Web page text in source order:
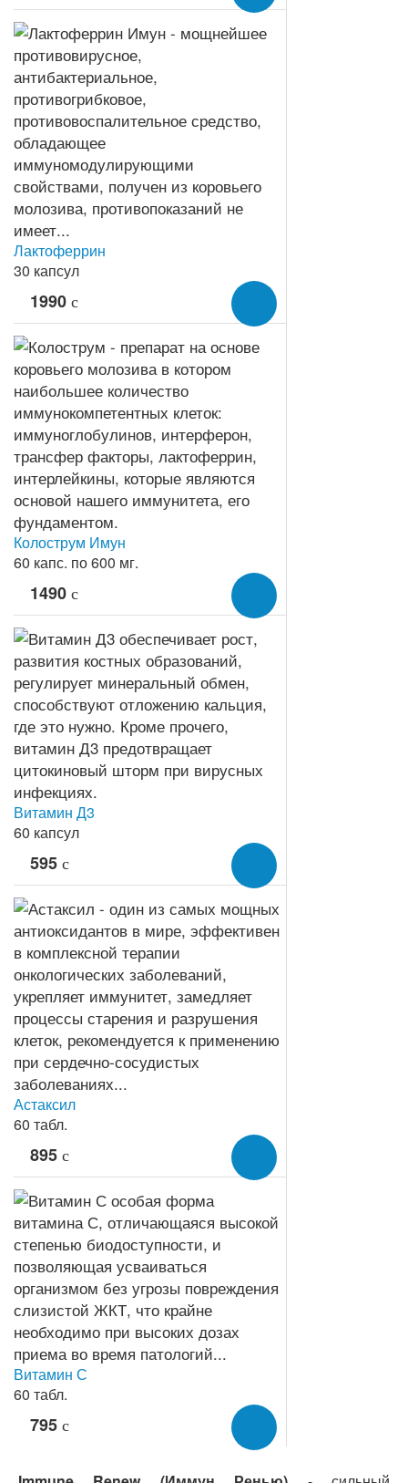
Лактоферрин
30 капсул
1990 c
Колострум Имун
60 капс. по 600 мг.
1490 c
Витамин Д3
60 капсул
595 c
Астаксил
60 табл.
895 c
Витамин С
60 табл.
795 c